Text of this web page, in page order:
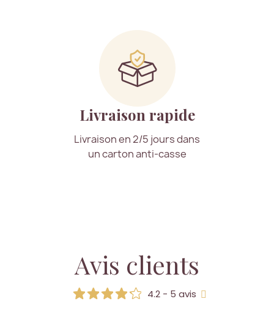
Livraison rapide
Livraison en 2/5 jours dans
un carton anti-casse
Avis clients
4.2 - 5 avis